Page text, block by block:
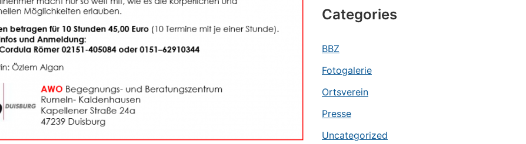
Categories
BBZ
Fotogalerie
Ortsverein
Presse
Uncategorized